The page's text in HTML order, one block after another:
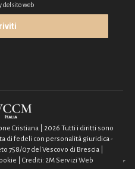
del sito web
Cristiana | 2026 Tutti i diritti sono
di fedeli con personalità giuridica -
758/07 del Vescovo di Brescia |
| Crediti: 2M Servizi Web